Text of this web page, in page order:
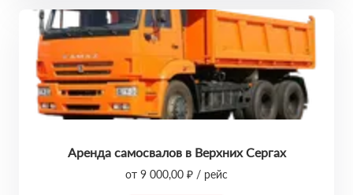
Аренда самосвалов в Верхних Сергах
от 9 000,00 ₽ / рейс